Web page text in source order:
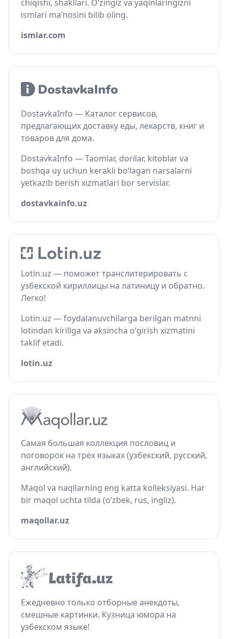
chiqishi, shakllari. O‘zingiz va yaqinlaringizni
ismlari ma’nosini bilib oling.
ismlar.com
DostavkaInfo — Каталог сервисов,
предлагающих доставку еды, лекарств, книг и
товаров для дома.
DostavkaInfo — Taomlar, dorilar, kitoblar va
boshqa uy uchun kerakli bo‘lagan narsalarni
yetkazib berish xizmatlari bor servislar.
dostavkainfo.uz
Lotin.uz — поможет транслитерировать с
узбекской кириллицы на латиницу и обратно.
Легко!
Lotin.uz — foydalanuvchilarga berilgan matnni
lotindan kirillga va aksincha o‘girish xizmatini
taklif etadi.
lotin.uz
Самая большая коллекция пословиц и
поговорок на трёх языках (узбекский, русский,
английский).
Maqol va naqllarning eng katta kolleksiyasi. Har
bir maqol uchta tilda (o‘zbek, rus, ingliz).
maqollar.uz
Ежедневно только отборные анекдоты,
смешные картинки. Кузница юмора на
узбекском языке!